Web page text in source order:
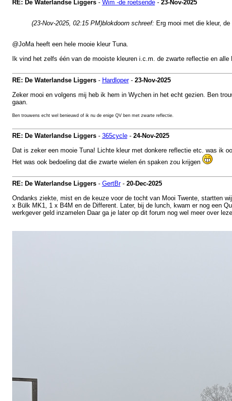
RE: De Waterlandse Liggers- Wim -de roetsende- 23-Nov-2025
(23-Nov-2025, 02:15 PM)blokdoorn schreef: Erg mooi met die kleur,
@JoMa heeft een hele mooie kleur Tuna.
Ik vind het zelfs één van de mooiste kleuren i.c.m. de zwarte reflectie en alle
RE: De Waterlandse Liggers- Hardloper- 23-Nov-2025
Zeker mooi en volgens mij heb ik hem in Wychen in het echt gezien. Ben
gaan.
Ben trouwens echt wel benieuwd of ik nu de enige QV ben met zwarte reflectie.
RE: De Waterlandse Liggers- 365cycle- 24-Nov-2025
Dat is zeker een mooie Tuna! Lichte kleur met donkere reflectie etc. was ik
Het was ook bedoeling dat die zwarte wielen én spaken zou krijgen
RE: De Waterlandse Liggers- GertBr- 20-Dec-2025
Ondanks ziekte, mist en de keuze voor de tocht van Mooi Twente, startten
x Bülk MK1, 1 x B4M en de Different. Later, bij de lunch, kwam er nog een
werkgever geld inzamelen Daar ga je later op dit forum nog wel meer over